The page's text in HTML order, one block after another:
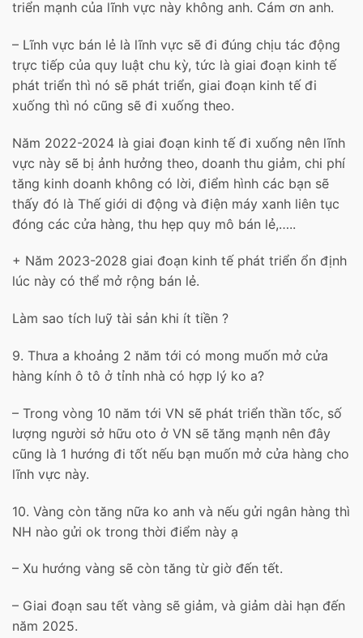
triển mạnh của lĩnh vực này không anh. Cám ơn anh.
– Lĩnh vực bán lẻ là lĩnh vực sẽ đi đúng chịu tác động
trực tiếp của quy luật chu kỳ, tức là giai đoạn kinh tế
phát triển thì nó sẽ phát triển, giai đoạn kinh tế đi
xuống thì nó cũng sẽ đi xuống theo.
Năm 2022-2024 là giai đoạn kinh tế đi xuống nên lĩnh
vực này sẽ bị ảnh hưởng theo, doanh thu giảm, chi phí
tăng kinh doanh không có lời, điểm hình các bạn sẽ
thấy đó là Thế giới di động và điện máy xanh liên tục
đóng các cửa hàng, thu hẹp quy mô bán lẻ,…..
+ Năm 2023-2028 giai đoạn kinh tế phát triển ổn định
lúc này có thể mở rộng bán lẻ.
Làm sao tích luỹ tài sản khi ít tiền ?
9. Thưa a khoảng 2 năm tới có mong muốn mở cửa
hàng kính ô tô ở tỉnh nhà có hợp lý ko a?
– Trong vòng 10 năm tới VN sẽ phát triển thần tốc, số
lượng người sở hữu oto ở VN sẽ tăng mạnh nên đây
cũng là 1 hướng đi tốt nếu bạn muốn mở cửa hàng cho
lĩnh vực này.
10. Vàng còn tăng nữa ko anh và nếu gửi ngân hàng thì
NH nào gửi ok trong thời điểm này ạ
– Xu hướng vàng sẽ còn tăng từ giờ đến tết.
– Giai đoạn sau tết vàng sẽ giảm, và giảm dài hạn đến
năm 2025.